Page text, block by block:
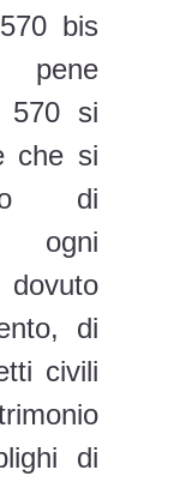
bis
pene
570 si
che si
di
ogni
dovuto
di
civili
di